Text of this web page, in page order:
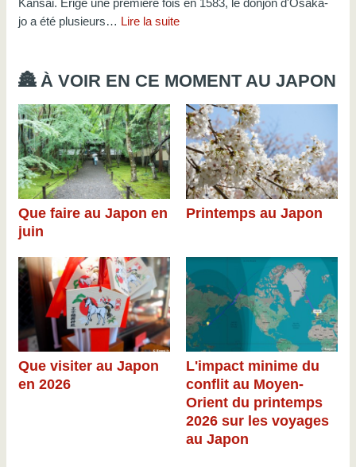
Kansai. Érigé une première fois en 1583, le donjon d'Osaka-
jo a été plusieurs… Lire la suite
🏯 À VOIR EN CE MOMENT AU JAPON
Que faire au Japon en
juin
Printemps au Japon
Que visiter au Japon
en 2026
L'impact minime du
conflit au Moyen-
Orient du printemps
2026 sur les voyages
au Japon